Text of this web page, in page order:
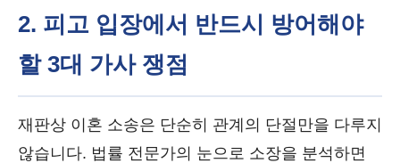
2. 피고 입장에서 반드시 방어해야
할 3대 가사 쟁점
재판상 이혼 소송은 단순히 관계의 단절만을 다루지
않습니다. 법률 전문가의 눈으로 소장을 분석하면